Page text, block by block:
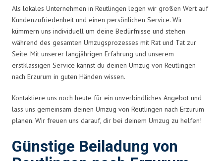
Als lokales Unternehmen in Reutlingen legen wir großen Wert auf
Kundenzufriedenheit und einen persönlichen Service. Wir
kümmern uns individuell um deine Bedürfnisse und stehen
während des gesamten Umzugsprozesses mit Rat und Tat zur
Seite. Mit unserer langjährigen Erfahrung und unserem
erstklassigen Service kannst du deinen Umzug von Reutlingen
nach Erzurum in guten Händen wissen.
Kontaktiere uns noch heute für ein unverbindliches Angebot und
lass uns gemeinsam deinen Umzug von Reutlingen nach Erzurum
planen. Wir freuen uns darauf, dir bei deinem Umzug zu helfen!
Günstige Beiladung von